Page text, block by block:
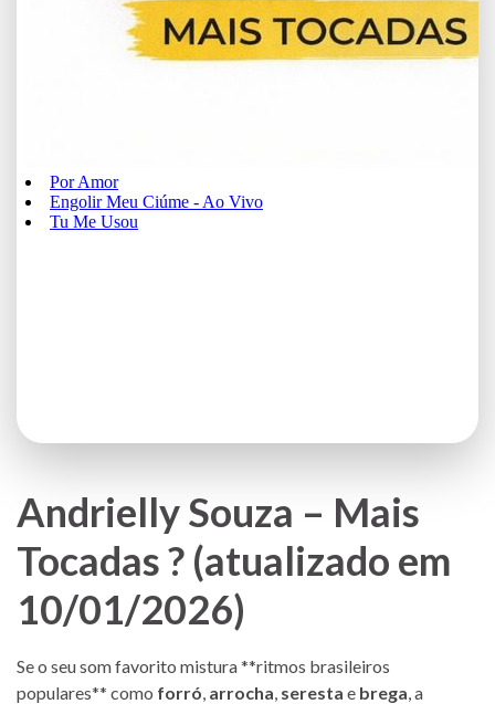
Andrielly Souza – Mais
Tocadas ? (atualizado em
10/01/2026)
Se o seu som favorito mistura **ritmos brasileiros
populares** como forró arrocha seresta e brega , a